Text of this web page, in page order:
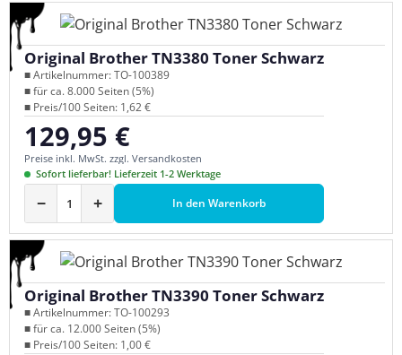
Original Brother TN3380 Toner Schwarz
■ Artikelnummer: TO-100389
■ für ca. 8.000 Seiten (5%)
■ Preis/100 Seiten: 1,62 €
Regulärer Preis:
129,95 €
Preise inkl. MwSt. zzgl. Versandkosten
Sofort lieferbar! Lieferzeit 1-2 Werktage
− + In den Warenkorb
Original Brother TN3390 Toner Schwarz
■ Artikelnummer: TO-100293
■ für ca. 12.000 Seiten (5%)
■ Preis/100 Seiten: 1,00 €